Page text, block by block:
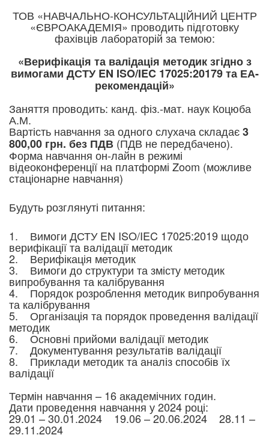
ТОВ «НАВЧАЛЬНО-КОНСУЛЬТАЦІЙНИЙ ЦЕНТР
«ЄВРОАКАДЕМІЯ» проводить підготовку
фахівців лабораторій за темою:
«Верифікація та валідація методик згідно з
вимогами ДСТУ EN ISO/IEC 17025:20179 та ЕА-
рекомендацій»
Заняття проводить: канд. фіз.-мат. наук Коцюба
А.М.
Вартість навчання за одного слухача складає3
800,00 грн. без ПДВ (ПДВ не передбачено).
Форма навчання он-лайн в режимі
відеоконференції на платформі Zoom (можливе
стаціонарне навчання)
Будуть розглянуті питання:
1. Вимоги ДСТУ EN ISO/IEC 17025:2019 щодо
верифікації та валідації методик
2. Верифікація методик
3. Вимоги до структури та змісту методик
випробування та калібрування
4. Порядок розроблення методик випробування
та калібрування
5. Організація та порядок проведення валідації
методик
6. Основні прийоми валідації методик
7. Документування результатів валідації
8. Приклади методик та аналіз способів їх
валідації
Термін навчання – 16 академічних годин.
Дати проведення навчання у 2024 році:
29.01 – 30.01.2024 19.06 – 20.06.2024 28.11 –
29.11.2024